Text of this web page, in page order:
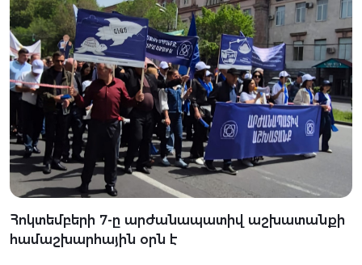
Հոկտեմբերի 7-ը արժանապատիվ աշխատանքի
համաշխարհային օրն է